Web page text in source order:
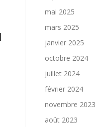
mai 2025
mars 2025
janvier 2025
octobre 2024
juillet 2024
février 2024
novembre 2023
août 2023